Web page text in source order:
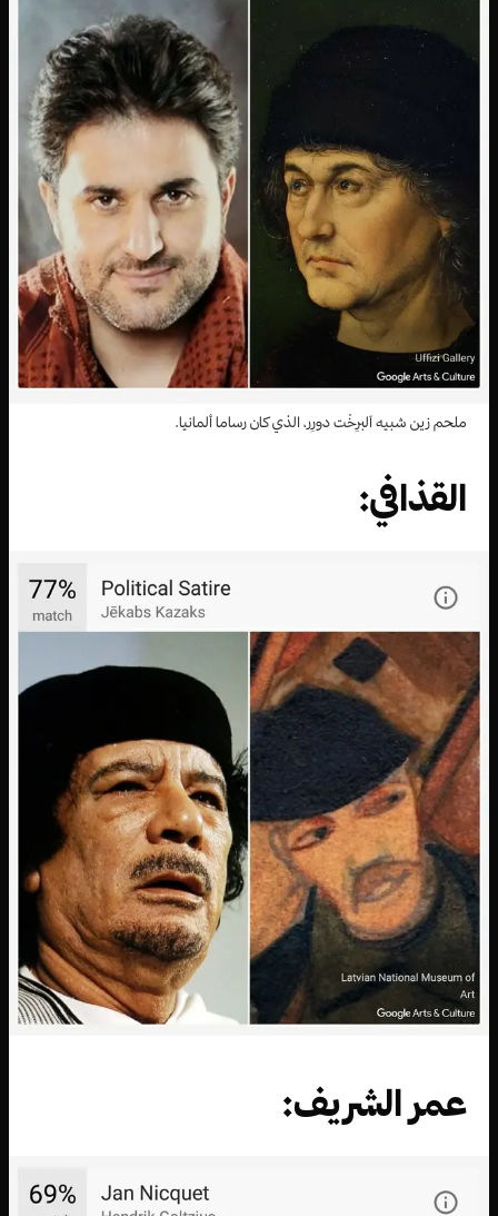
ملحم زين شبيه آلبرِخْت دورِر، الذي كان رساما ألمانيا.
القذافي:
عمر الشريف: